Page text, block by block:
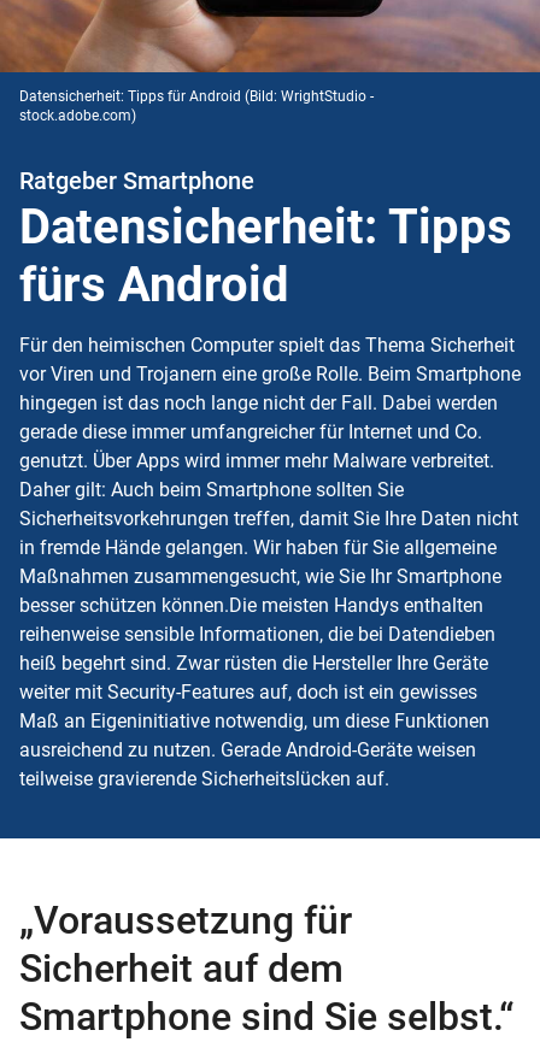
Datensicherheit: Tipps für Android (Bild: WrightStudio -
stock.adobe.com)
Ratgeber Smartphone
Datensicherheit: Tipps
fürs Android
Für den heimischen Computer spielt das Thema Sicherheit
vor Viren und Trojanern eine große Rolle. Beim Smartphone
hingegen ist das noch lange nicht der Fall. Dabei werden
gerade diese immer umfangreicher für Internet und Co.
genutzt. Über Apps wird immer mehr Malware verbreitet.
Daher gilt: Auch beim Smartphone sollten Sie
Sicherheitsvorkehrungen treffen, damit Sie Ihre Daten nicht
in fremde Hände gelangen. Wir haben für Sie allgemeine
Maßnahmen zusammengesucht, wie Sie Ihr Smartphone
besser schützen können.Die meisten Handys enthalten
reihenweise sensible Informationen, die bei Datendieben
heiß begehrt sind. Zwar rüsten die Hersteller Ihre Geräte
weiter mit Security-Features auf, doch ist ein gewisses
Maß an Eigeninitiative notwendig, um diese Funktionen
ausreichend zu nutzen. Gerade Android-Geräte weisen
teilweise gravierende Sicherheitslücken auf.
„Voraussetzung für
Sicherheit auf dem
Smartphone sind Sie selbst.“